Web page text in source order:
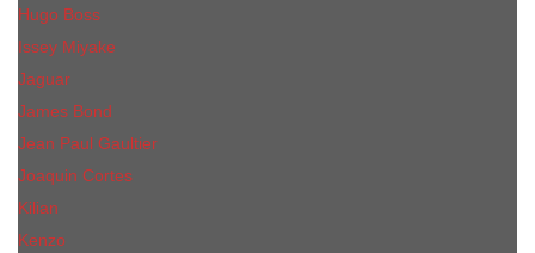
Hugo Boss
Issey Miyake
Jaguar
James Bond
Jean Paul Gaultier
Joaquin Сortes
Kilian
Kenzo